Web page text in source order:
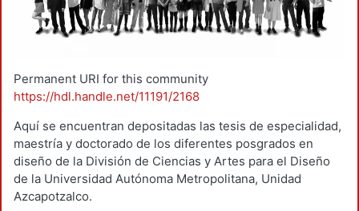
Permanent URI for this community
https://hdl.handle.net/11191/2168
Aquí se encuentran depositadas las tesis de especialidad,
maestría y doctorado de los diferentes posgrados en
diseño de la División de Ciencias y Artes para el Diseño
de la Universidad Autónoma Metropolitana, Unidad
Azcapotzalco.